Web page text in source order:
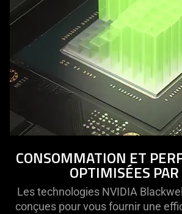
CONSOMMATION ET
OPTIMISÉES PAR
Les technologies NVIDIA
conçues pour vous fournir une